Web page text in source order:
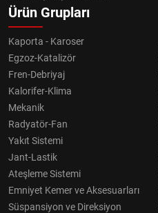
Ürün Grupları
Kaporta - Karoser
Egzoz-Katalizör
Fren-Debriyaj
Kalorifer-Klima
Mekanik
Radyatör-Fan
Yakıt Sistemi
Jant-Lastik
Ateşleme Sistemi
Emniyet Kemer ve Aksesuarları
Süspansiyon ve Direksiyon